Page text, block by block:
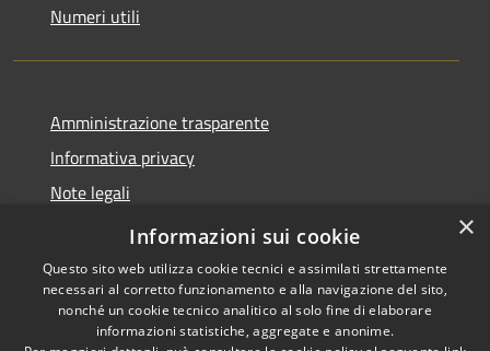
Numeri utili
Amministrazione trasparente
Informativa privacy
Note legali
Dichiarazione di accessibilità
Copyright © 2026 • Comune di
×
Informazioni sui cookie
Questo sito web utilizza cookie tecnici e assimilati strettamente
necessari al corretto funzionamento e alla navigazione del sito,
nonché un cookie tecnico analitico al solo fine di elaborare
informazioni statistiche, aggregate e anonime.